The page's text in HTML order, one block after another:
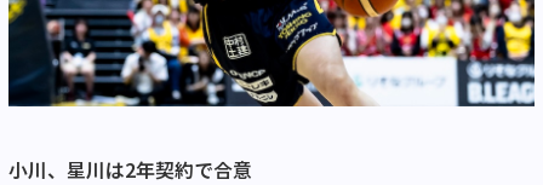
小川、星川は2年契約で合意